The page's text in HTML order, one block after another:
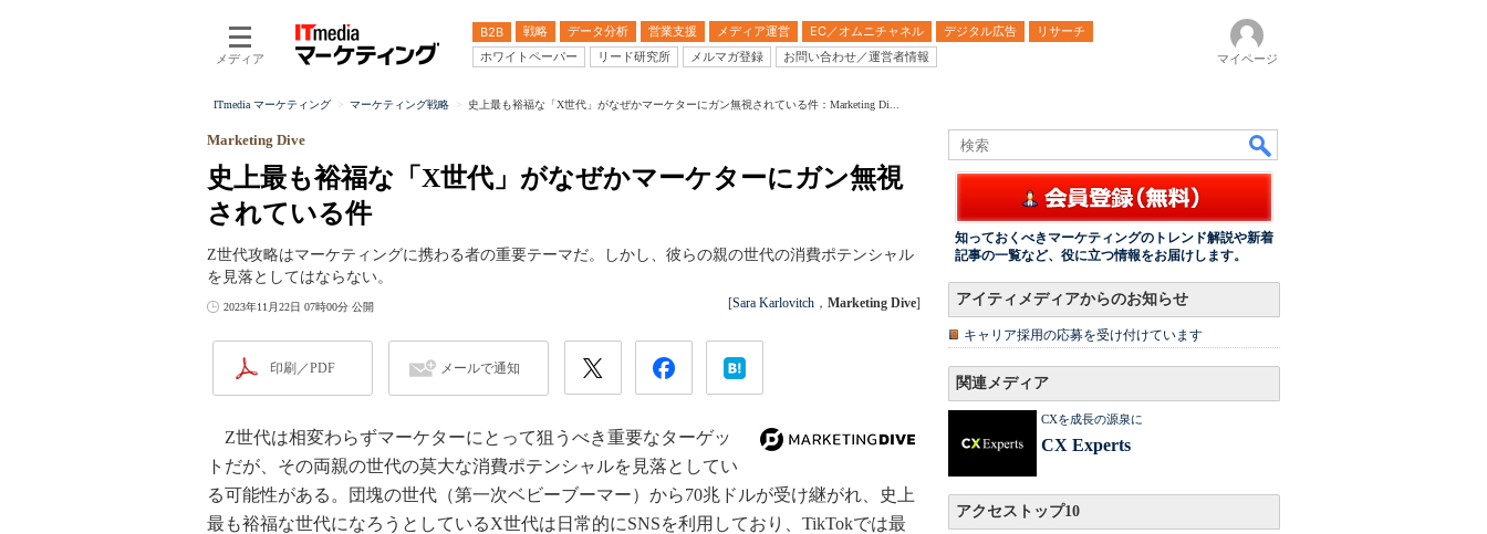
メディア
B2B 戦略 データ分析 営業支援 メディア運営 EC／オムニチャネル デジタル広告
リサーチ
ホワイトペーパー
リード研究所 メルマガ登録 お問い合わせ／運営者情報 マイページ
ITmedia マーケティング マーケティング戦略 史上最も裕福な「X世代」がなぜかマーケターにガン無視されている件：Marketing Di...
史上最も裕福な「X世代」がなぜかマーケターにガン無視
されている件
Marketing Dive
Z世代攻略はマーケティングに携わる者の重要テーマだ。しかし、彼らの親の世代の消費ポテンシャル
を見落としてはならない。
2023年11月22日 07時00分 公開 [Sara Karlovitch ， Marketing Dive]
印刷／PDF メールで通知
Z世代は相変わらずマーケターにとって狙うべき重要なターゲッ
トだが、その両親の世代の莫大な消費ポテンシャルを見落としてい
る可能性がある。団塊の世代（第一次ベビーブーマー）から70兆ドルが受け継がれ、史上
最も裕福な世代になろうとしているX世代は日常的にSNSを利用しており、TikTokでは最
知っておくべきマーケティングのトレンド解説や新着
記事の一覧など、役に立つ情報をお届けします。
アイティメディアからのお知らせ
キャリア採用の応募を受け付けています
関連メディア
CXを成長の源泉に
CX Experts
アクセストップ10